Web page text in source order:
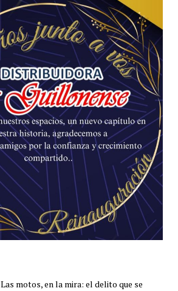
Las motos, en la mira: el delito que se